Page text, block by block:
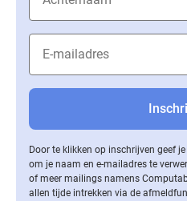
Door te klikken op inschrijven geef
om je naam en e-mailadres te
of meer mailings namens
allen tijde intrekken via de